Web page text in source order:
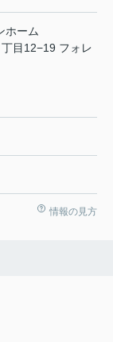
ーム
目12−19 フォレ
情報の見方